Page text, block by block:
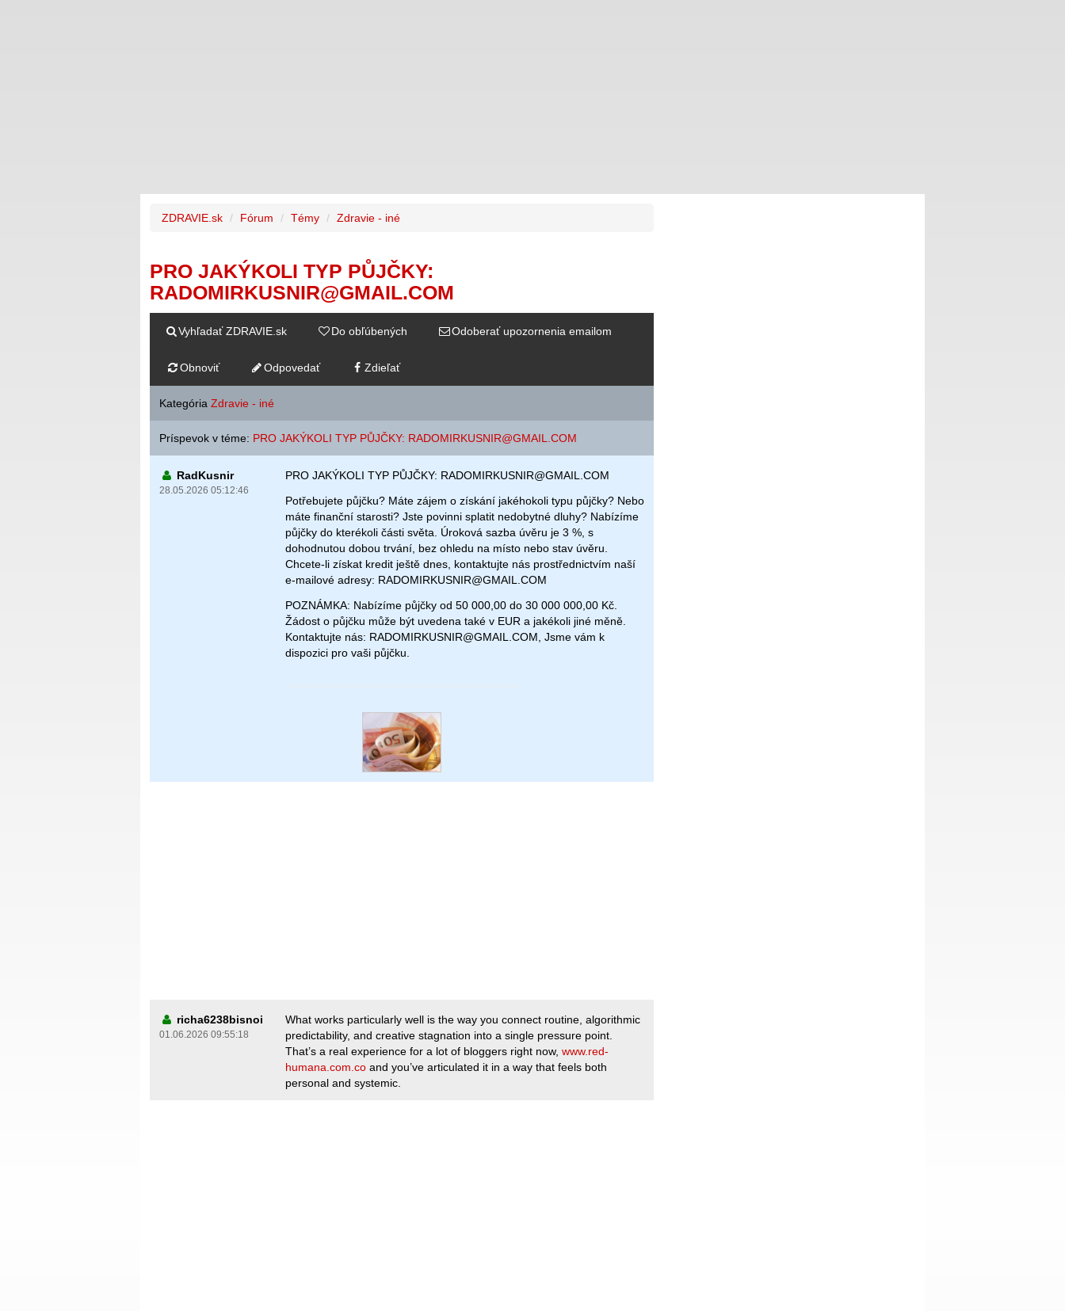
ZDRAVIE.sk Fórum Témy Zdravie - iné
PRO JAKÝKOLI TYP PŮJČKY:
RADOMIRKUSNIR@GMAIL.COM
Vyhľadať ZDRAVIE.sk Do obľúbených Odoberať upozornenia emailom
Obnoviť Odpovedať Zdieľať
Kategória Zdravie - iné
Príspevok v téme: PRO JAKÝKOLI TYP PŮJČKY: RADOMIRKUSNIR@GMAIL.COM
RadKusnir
28.05.2026 05:12:46
PRO JAKÝKOLI TYP PŮJČKY: RADOMIRKUSNIR@GMAIL.COM
Potřebujete půjčku? Máte zájem o získání jakéhokoli typu půjčky? Nebo
máte finanční starosti? Jste povinni splatit nedobytné dluhy? Nabízíme
půjčky do kterékoli části světa. Úroková sazba úvěru je 3 %, s
dohodnutou dobou trvání, bez ohledu na místo nebo stav úvěru.
Chcete-li získat kredit ještě dnes, kontaktujte nás prostřednictvím naší
e-mailové adresy: RADOMIRKUSNIR@GMAIL.COM
POZNÁMKA: Nabízíme půjčky od 50 000,00 do 30 000 000,00 Kč.
Žádost o půjčku může být uvedena také v EUR a jakékoli jiné měně.
Kontaktujte nás: RADOMIRKUSNIR@GMAIL.COM, Jsme vám k
dispozici pro vaši půjčku.
richa6238bisnoi
01.06.2026 09:55:18
What works particularly well is the way you connect routine, algorithmic
predictability, and creative stagnation into a single pressure point.
That’s a real experience for a lot of bloggers right now, www.red-
humana.com.co and you’ve articulated it in a way that feels both
personal and systemic.